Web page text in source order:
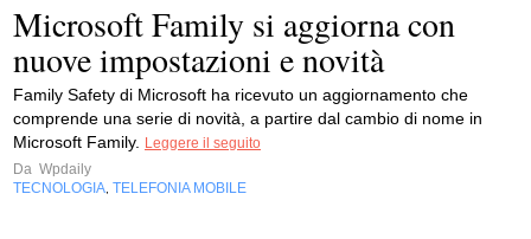
Microsoft Family si aggiorna con
nuove impostazioni e novità
Family Safety di Microsoft ha ricevuto un aggiornamento che
comprende una serie di novità, a partire dal cambio di nome in
Microsoft Family.
Leggere il seguito
Da Wpdaily
TECNOLOGIA TELEFONIA MOBILE